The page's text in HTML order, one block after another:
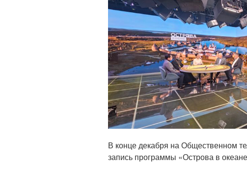
В конце декабря на Общественном
запись программы «Острова в